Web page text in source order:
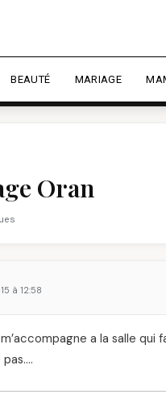
expérience et mesurer
Personnaliser
BEAUTÉ MARIAGE
Oran
à 12:58
a la salle qui